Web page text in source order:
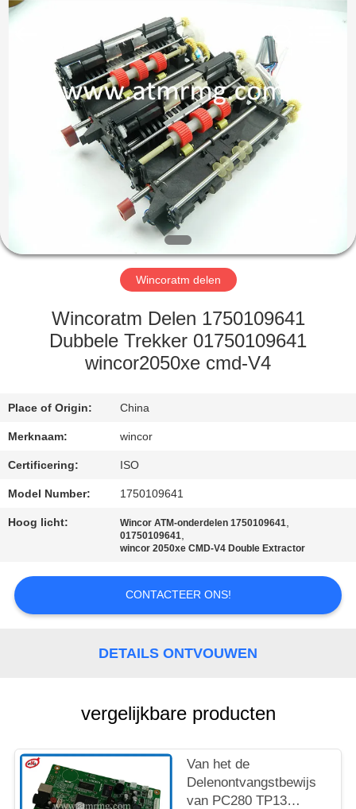
PRODUCTEN
FABRIEKSTOCHT
KWALITEITSCONTROLE
MET
ONS
OP
NIEUWS
VRAAG
SITEMAP
PRIVACYBELEID
Guang
Science
Wincoratm delen
Wincoratm Delen 1750109641
Dubbele Trekker 01750109641
wincor2050xe cmd-V4
Place of Origin: China
Merknaam: wincor
Certificering: ISO
Model Number: 1750109641
Hoog licht: Wincor ATM-onderdelen 1750109641,
01750109641,
wincor 2050xe CMD-V4 Double Extractor
CONTACTEER ONS!
DETAILS ONTVOUWEN
vergelijkbare producten
Van het de
Delenontvangstbewijs
van PC280 TP13